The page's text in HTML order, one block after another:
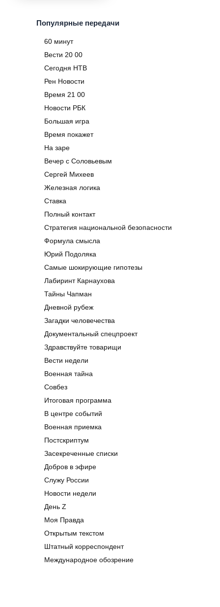
Популярные передачи
60 минут
Вести 20 00
Сегодня НТВ
Рен Новости
Время 21 00
Новости РБК
Большая игра
Время покажет
На заре
Вечер с Соловьевым
Сергей Михеев
Железная логика
Ставка
Полный контакт
Стратегия национальной безопасности
Формула смысла
Юрий Подоляка
Самые шокирующие гипотезы
Лабиринт Карнаухова
Тайны Чапман
Дневной рубеж
Загадки человечества
Документальный спецпроект
Здравствуйте товарищи
Вести недели
Военная тайна
Совбез
Итоговая программа
В центре событий
Военная приемка
Постскриптум
Засекреченные списки
Добров в эфире
Служу России
Новости недели
День Z
Моя Правда
Открытым текстом
Штатный корреспондент
Международное обозрение